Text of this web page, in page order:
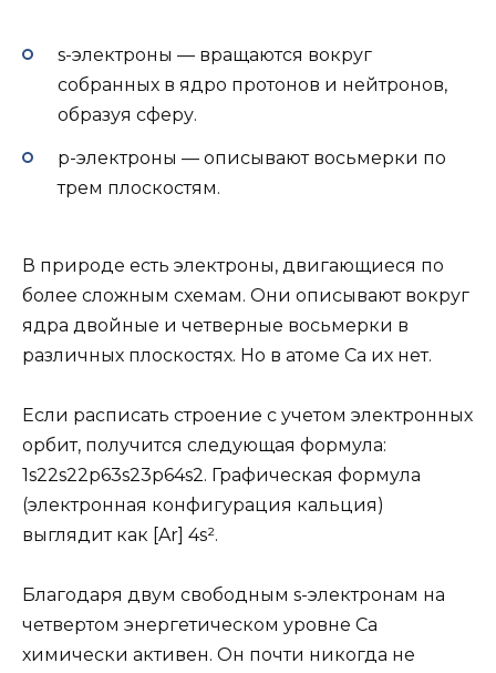
s-электроны — вращаются вокруг
собранных в ядро протонов и нейтронов,
образуя сферу.
p-электроны — описывают восьмерки по
трем плоскостям.
В природе есть электроны, двигающиеся по
более сложным схемам. Они описывают вокруг
ядра двойные и четверные восьмерки в
различных плоскостях. Но в атоме Ca их нет.
Если расписать строение с учетом электронных
орбит, получится следующая формула:
1s22s22p63s23p64s2. Графическая формула
(электронная конфигурация кальция)
выглядит как [Ar] 4s².
Благодаря двум свободным s-электронам на
четвертом энергетическом уровне Ca
химически активен. Он почти никогда не